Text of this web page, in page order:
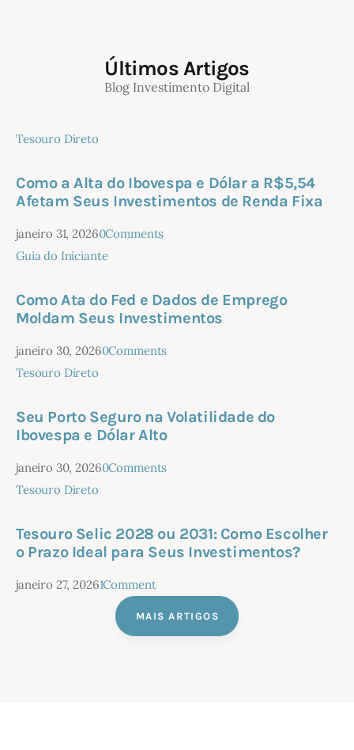
Últimos Artigos
Blog Investimento Digital
Tesouro Direto
Como a Alta do Ibovespa e Dólar a R$5,54
Afetam Seus Investimentos de Renda Fixa
janeiro 31, 20260Comments
Guia do Iniciante
Como Ata do Fed e Dados de Emprego
Moldam Seus Investimentos
janeiro 30, 20260Comments
Tesouro Direto
Seu Porto Seguro na Volatilidade do
Ibovespa e Dólar Alto
janeiro 30, 20260Comments
Tesouro Direto
Tesouro Selic 2028 ou 2031: Como Escolher
o Prazo Ideal para Seus Investimentos?
janeiro 27, 20261Comment
MAIS ARTIGOS